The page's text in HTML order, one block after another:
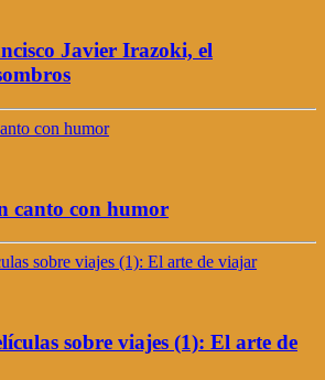
Javier Irazoki, el
canto con humor
sobre viajes (1): El arte de